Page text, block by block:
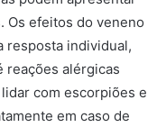
Os efeitos do veneno
resposta individual,
reações alérgicas
com escorpiões e
em caso de